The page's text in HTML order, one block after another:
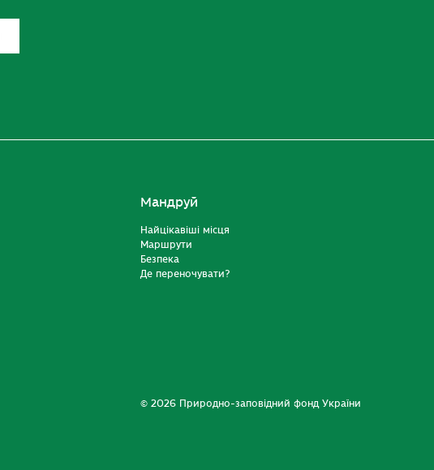
Мандруй
Найцікавіші місця
Маршрути
Безпека
Де переночувати?
© 2026 Природно-заповідний фонд України